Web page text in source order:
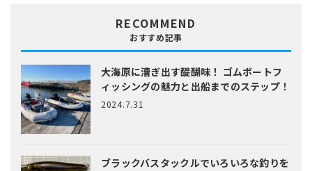
RECOMMEND
おすすめ記事
大海原に漕ぎ出す醍醐味！ ゴムボートフ
ィッシングの魅力と出船までのステップ！
2024.7.31
ブラックバスタックルでいろいろな釣りを